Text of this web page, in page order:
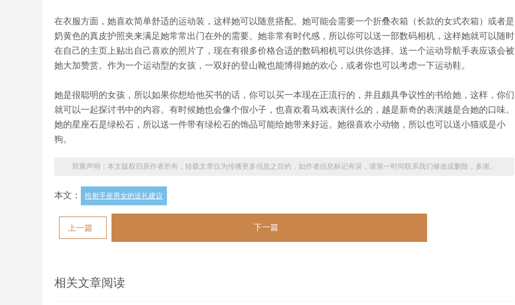
在衣服方面，她喜欢简单舒适的运动装，这样她可以随意搭配。她可能会需要一个折叠衣箱（长款的女式衣箱）或者是
奶黄色的真皮护照夹来满足她常常出门在外的需要。她非常有时代感，所以你可以送一部数码相机，这样她就可以随时
在自己的主页上贴出自己喜欢的照片了，现在有很多价格合适的数码相机可以供你选择。送一个运动导航手表应该会被
她大加赞赏。作为一个运动型的女孩，一双好的登山靴也能博得她的欢心，或者你也可以考虑一下运动鞋。
她是很聪明的女孩，所以如果你想给他买书的话，你可以买一本现在正流行的，并且颇具争议性的书给她，这样，你们
就可以一起探讨书中的内容。有时候她也会像个假小子，也喜欢看马戏表演什么的，越是新奇的表演越是合她的口味。
她的星座石是绿松石，所以送一件带有绿松石的饰品可能给她带来好运。她很喜欢小动物，所以也可以送小猫或是小
狗。
郑重声明：本文版权归原作者所有，转载文章仅为传播更多信息之目的，如作者信息标记有误，请第一时间联系我们修改或删除，多谢。
本文： 给射手座男女的送礼建议
上一篇 下一篇
相关文章阅读